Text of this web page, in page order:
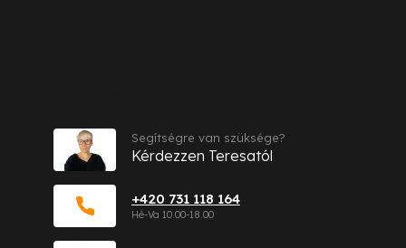
+420 731 118 164
Segítségre van szüksége?
Kérdezzen Teresatól